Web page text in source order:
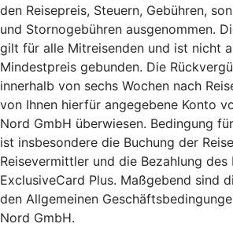
den Reisepreis, Steuern, Gebühren,
und Stornogebühren ausgenommen.
gilt für alle Mitreisenden und ist nicht
Mindestpreis gebunden. Die
innerhalb von sechs Wochen nach
von Ihnen hierfür angegebene Konto
Nord GmbH überwiesen. Bedingung
ist insbesondere die Buchung der
Reisevermittler und die Bezahlung des
ExclusiveCard Plus. Maßgebend sind
den Allgemeinen
Nord GmbH.